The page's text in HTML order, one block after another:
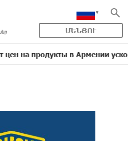
ՄԵՆՅՈՒ
продукты в Армении